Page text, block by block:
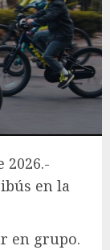
2026.-
en la
en grupo.